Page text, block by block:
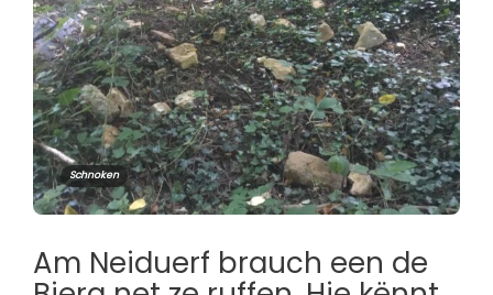
Schnoken
Am Neiduerf brauch een de